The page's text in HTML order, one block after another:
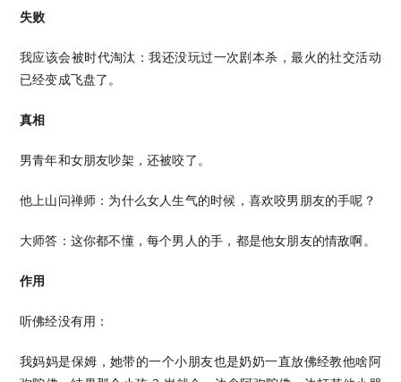
失败
我应该会被时代淘汰：我还没玩过一次剧本杀，最火的社交活动
已经变成飞盘了。
真相
男青年和女朋友吵架，还被咬了。
他上山问禅师：为什么女人生气的时候，喜欢咬男朋友的手呢？
大师答：这你都不懂，每个男人的手，都是他女朋友的情敌啊。
作用
听佛经没有用：
我妈妈是保姆，她带的一个小朋友也是奶奶一直放佛经教他啥阿